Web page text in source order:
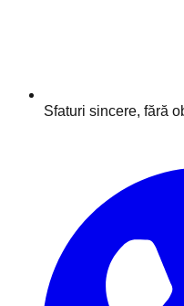
Sfaturi sincere, fără